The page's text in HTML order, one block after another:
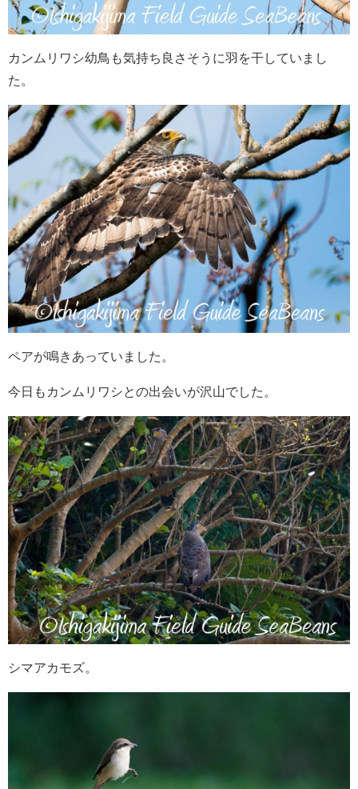
カンムリワシ幼鳥も気持ち良さそうに羽を干していまし
た。
ペアが鳴きあっていました。
今日もカンムリワシとの出会いが沢山でした。
シマアカモズ。